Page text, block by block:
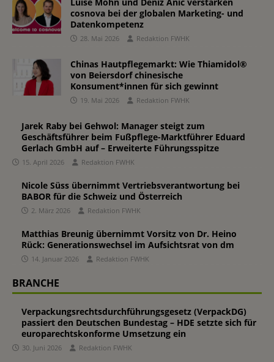
cosnova bei der globalen Marketing- und
Datenkompetenz
28. Mai 2026 Redaktion FWHK
Chinas Hautpflegemarkt: Wie Thiamidol®
von Beiersdorf chinesische
Konsument*innen für sich gewinnt
19. Mai 2026 Redaktion FWHK
Jarek Raby bei Gehwol: Manager steigt zum
Geschäftsführer beim Fußpflege-Marktführer Eduard
Gerlach GmbH auf – Erweiterte Führungsspitze
15. April 2026 Redaktion FWHK
Nicole Süss übernimmt Vertriebsverantwortung bei
BABOR für die Schweiz und Österreich
2. März 2026 Redaktion FWHK
Matthias Breunig übernimmt Vorsitz von Dr. Heino
Rück: Generationswechsel im Aufsichtsrat von dm
14. Januar 2026 Redaktion FWHK
BRANCHE
Verpackungsrechtsdurchführungsgesetz (VerpackDG)
passiert den Deutschen Bundestag – HDE setzte sich für
europarechtskonforme Umsetzung ein
30. Juni 2026 Redaktion FWHK